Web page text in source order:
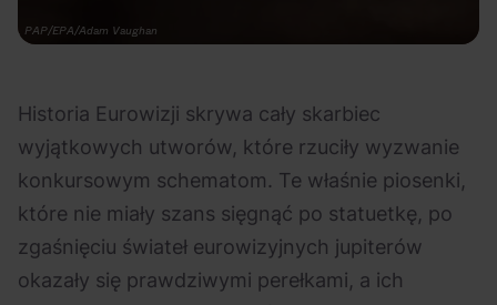
06.08.2026
Kto jest
prawdziwym fanem
Chivasa?
eBilet
Aplikacja
KAMAAAN nową
inicjatywą eBilet
Fot. PAP/EPA/Adam Vaughan
Historia Eurowizji skrywa cały skarbiec
wyjątkowych utworów, które rzuciły wyzwanie
konkursowym schematom. Te właśnie piosenki,
które nie miały szans sięgnąć po statuetkę, po
zgaśnięciu świateł eurowizyjnych jupiterów
okazały się prawdziwymi perełkami, a ich